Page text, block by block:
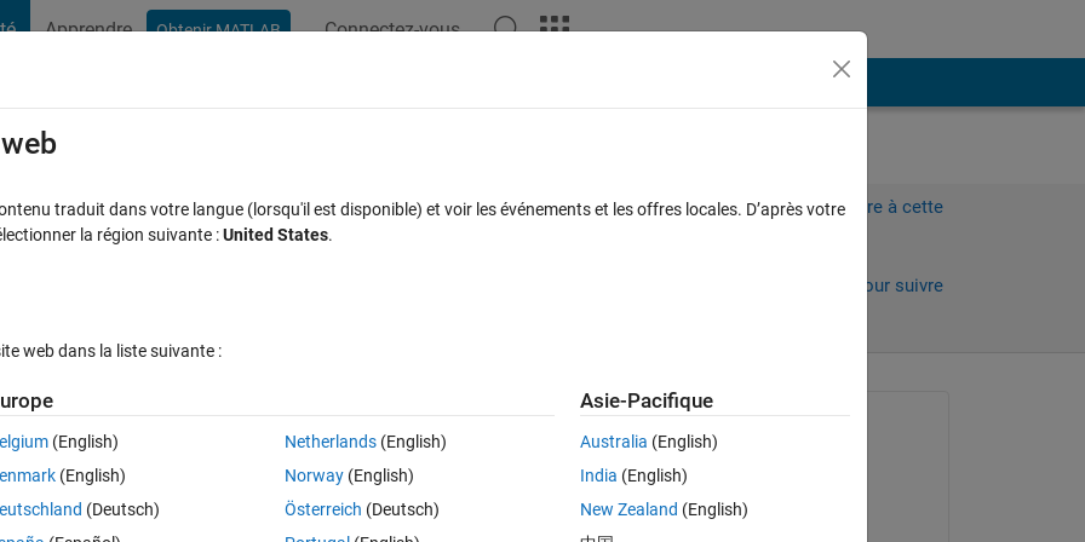
Apprendre Obtenir MATLAB Connectez-vous
changing the drop-down menu in
Connectez-vous pour répondre à cette
Connectez-vous pour suivre
options with different inputs. A simple example would be:
le 6 Jan 2023
traduit dans votre langue (lorsqu'il est disponible) et voir les événements et les offres locales. D’après votre
la région suivante :United States.
web dans la liste suivante :
(English)
(English)
(Deutsch)
Netherlands(English)
Norway(English)
Österreich (Deutsch)
Asie-Pacifique
Australia (English)
India (English)
New Zealand (English)